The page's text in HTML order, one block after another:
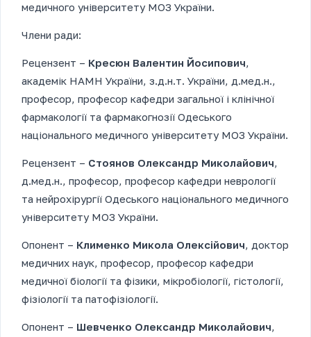
медичного університету МОЗ України.
Члени ради:
Рецензент – Кресюн Валентин Йосипович,
академік НАМН України, з.д.н.т. України, д.мед.н.,
професор, професор кафедри загальної і клінічної
фармакології та фармакогнозії Одеського
національного медичного університету МОЗ України.
Рецензент – Стоянов Олександр Миколайович,
д.мед.н., професор, професор кафедри неврології
та нейрохірургії Одеського національного медичного
університету МОЗ України.
Опонент – Клименко Микола Олексійович, доктор
медичних наук, професор, професор кафедри
медичної біології та фізики, мікробіології, гістології,
фізіології та патофізіології.
Опонент – Шевченко Олександр Миколайович,